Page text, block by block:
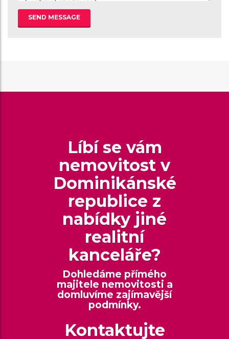
SEND MESSAGE
Líbí se vám
nemovitost v
Dominikánské
republice z
nabídky jiné
realitní
kanceláře?
Dohledáme přímého
majitele nemovitosti a
domluvíme zajímavější
podmínky.
Kontaktujte